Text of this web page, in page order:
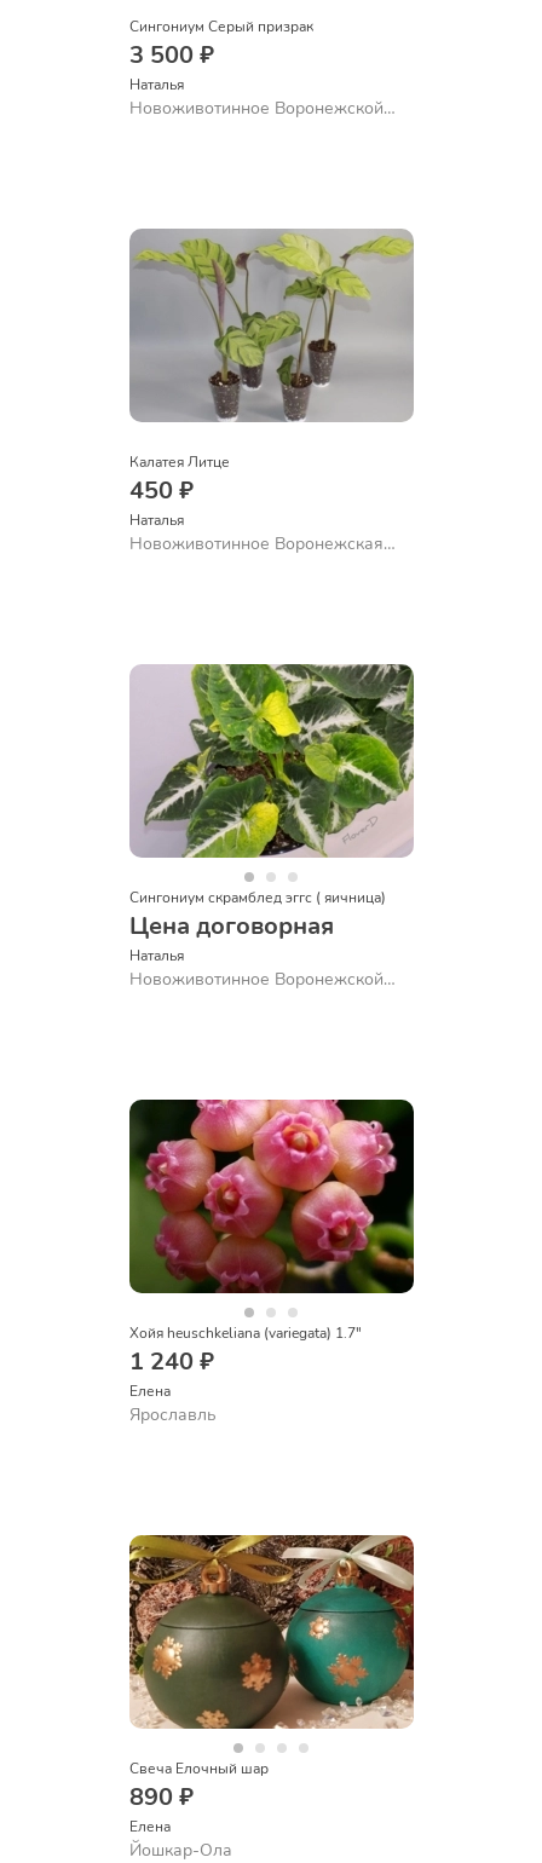
Сингониум Серый призрак
3 500 ₽
Наталья
Новоживотинное Воронежской
Калатея Литце
450 ₽
Наталья
Новоживотинное Воронежская
Сингониум скрамблед эггс ( яичница)
Цена договорная
Наталья
Новоживотинное Воронежской
Хойя heuschkeliana (variegata) 1.7"
1 240 ₽
Елена
Ярославль
Свеча Елочный шар
890 ₽
Елена
Йошкар-Ола